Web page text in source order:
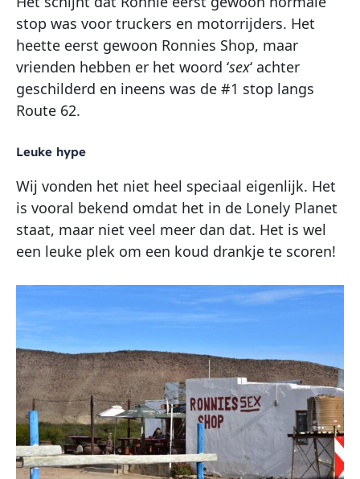
stop was voor truckers en motorrijders. Het
heette eerst gewoon Ronnies Shop, maar
vrienden hebben er het woord ‘sex‘ achter
geschilderd en ineens was de #1 stop langs
Route 62.
Leuke hype
Wij vonden het niet heel speciaal eigenlijk. Het
is vooral bekend omdat het in de Lonely Planet
staat, maar niet veel meer dan dat. Het is wel
een leuke plek om een koud drankje te scoren!